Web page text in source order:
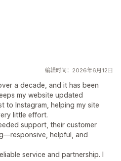
编辑时间：2026年6月12日
a decade, and it has been
my website updated
to Instagram, helping my site
little effort.
support, their customer
helpful, and
service and partnership. I